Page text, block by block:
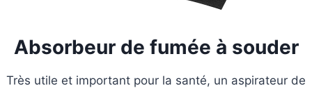
Absorbeur de fumée à souder
Très utile et important pour la santé, un aspirateur de